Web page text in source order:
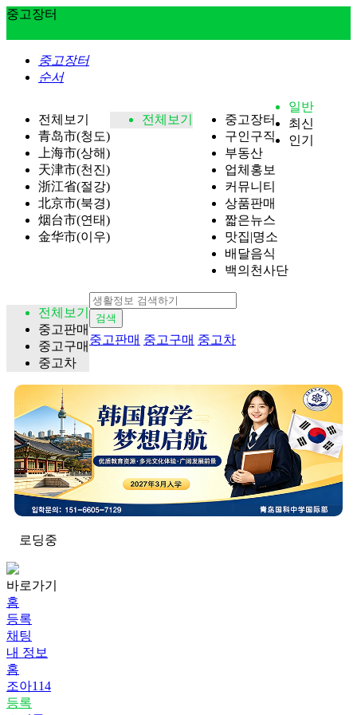
중고장터
중고장터
순서
전체보기
青岛市(청도)
上海市(상해)
天津市(천진)
浙江省(절강)
北京市(북경)
烟台市(연태)
金华市(이우)
전체보기
중고장터
구인구직
부동산
업체홍보
커뮤니티
상품판매
짧은뉴스
맛집|명소
배달음식
백의천사단
전체보기
중고판매
중고구매
중고차
일반
최신
인기
검색
중고판매 중고구매 중고차
로딩중
바로가기
홈
등록
채팅
내 정보
홈
조아114
등록